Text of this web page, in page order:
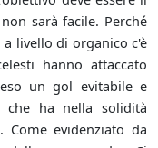
sarà facile. Perché
a livello di organico c'è
hanno attaccato
un gol evitabile e
che ha nella solidità
evidenziato da